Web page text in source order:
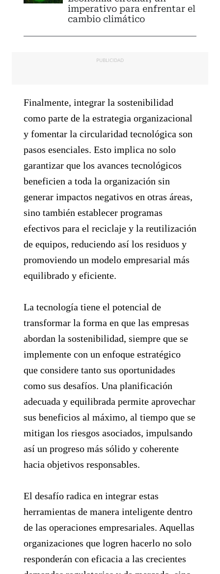
imperativo para enfrentar el
cambio climático
PUBLICIDAD
Finalmente, integrar la sostenibilidad
como parte de la estrategia organizacional
y fomentar la circularidad tecnológica son
pasos esenciales. Esto implica no solo
garantizar que los avances tecnológicos
beneficien a toda la organización sin
generar impactos negativos en otras áreas,
sino también establecer programas
efectivos para el reciclaje y la reutilización
de equipos, reduciendo así los residuos y
promoviendo un modelo empresarial más
equilibrado y eficiente.
La tecnología tiene el potencial de
transformar la forma en que las empresas
abordan la sostenibilidad, siempre que se
implemente con un enfoque estratégico
que considere tanto sus oportunidades
como sus desafíos. Una planificación
adecuada y equilibrada permite aprovechar
sus beneficios al máximo, al tiempo que se
mitigan los riesgos asociados, impulsando
así un progreso más sólido y coherente
hacia objetivos responsables.
El desafío radica en integrar estas
herramientas de manera inteligente dentro
de las operaciones empresariales. Aquellas
organizaciones que logren hacerlo no solo
responderán con eficacia a las crecientes